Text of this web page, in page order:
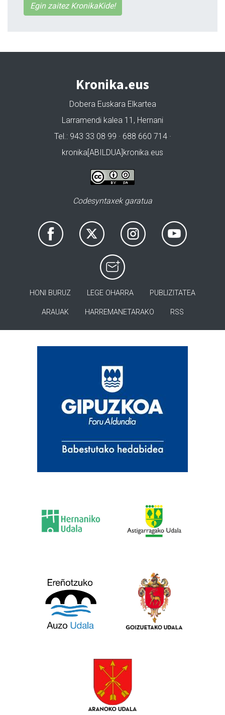
Egin zaitez KronikaKide!
Kronika.eus
Dobera Euskara Elkartea
Larramendi kalea 11, Hernani
Tel.: 943 33 08 99 · 688 660 714 ·
kronika[ABILDUA]kronika.eus
Codesyntaxek garatua
HONI BURUZ LEGE OHARRA PUBLIZITATEA
ARAUAK HARREMANETARAKO RSS